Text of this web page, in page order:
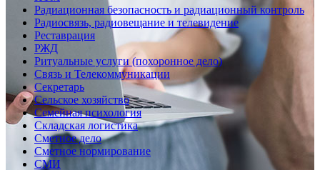
Радиационная безопасность и радиационный контроль
Радиосвязь, радиовещание и телевидение
Реставрация
РЖД
Ритуальные услуги (похоронное дело)
Связь и Телекоммуникации
Секретарь
Сельское хозяйство
Семейная психология
Складская логистика
Сметное дело
Сметное нормирование
СМИ